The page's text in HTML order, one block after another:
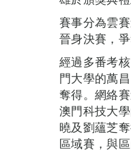
賽事分為雲
晉身決賽，
經過多番考
門大學的萬
奪得。網絡
澳門科技大
曉及劉蘊芝
區域賽，與